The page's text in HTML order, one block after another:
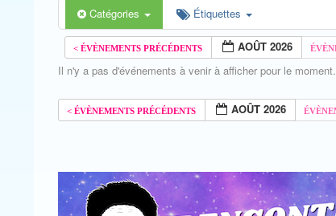
Catégories Étiquettes
AOÛT 2026
Il n'y a pas d'événements à venir à afficher pour le moment.
AOÛT 2026